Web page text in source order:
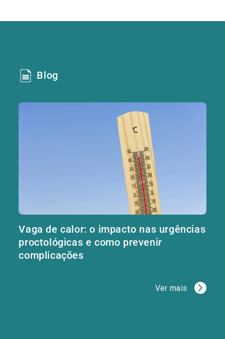
Blog
Vaga de calor: o impacto nas urgências
proctológicas e como prevenir
complicações
Ver mais